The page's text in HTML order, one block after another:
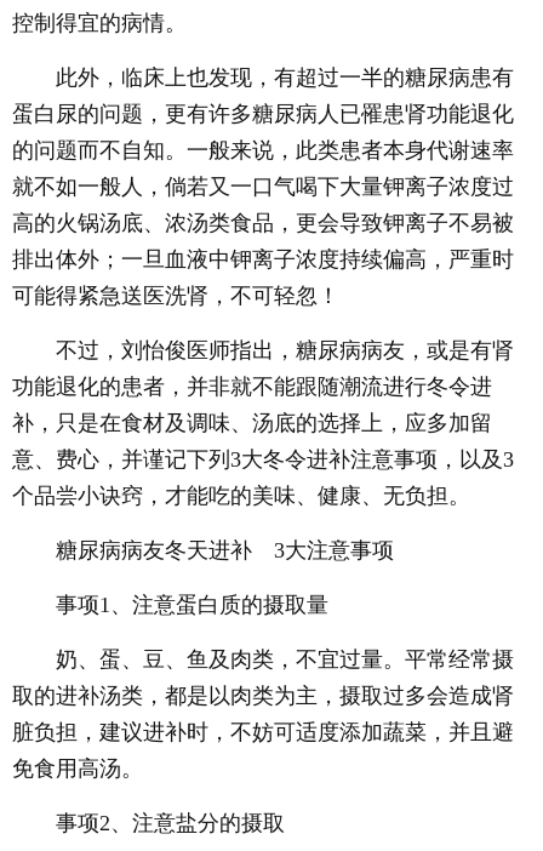
控制得宜的病情。
此外，临床上也发现，有超过一半的糖尿病患有
蛋白尿的问题，更有许多糖尿病人已罹患肾功能退化
的问题而不自知。一般来说，此类患者本身代谢速率
就不如一般人，倘若又一口气喝下大量钾离子浓度过
高的火锅汤底、浓汤类食品，更会导致钾离子不易被
排出体外；一旦血液中钾离子浓度持续偏高，严重时
可能得紧急送医洗肾，不可轻忽！
不过，刘怡俊医师指出，糖尿病病友，或是有肾
功能退化的患者，并非就不能跟随潮流进行冬令进
补，只是在食材及调味、汤底的选择上，应多加留
意、费心，并谨记下列3大冬令进补注意事项，以及3
个品尝小诀窍，才能吃的美味、健康、无负担。
糖尿病病友冬天进补 3大注意事项
事项1、注意蛋白质的摄取量
奶、蛋、豆、鱼及肉类，不宜过量。平常经常摄
取的进补汤类，都是以肉类为主，摄取过多会造成肾
脏负担，建议进补时，不妨可适度添加蔬菜，并且避
免食用高汤。
事项2、注意盐分的摄取